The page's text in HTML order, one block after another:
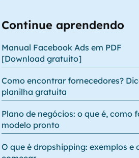
Continue aprendendo
Manual Facebook Ads em PDF
[Download gratuito]
Como encontrar fornecedores?
planilha gratuita
Plano de negócios: o que é, como
modelo pronto
O que é dropshipping: exemplos e